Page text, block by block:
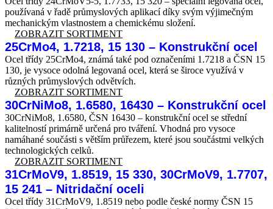
používaná v řadě průmyslových aplikací díky svým výjimečným
mechanickým vlastnostem a chemickému složení.
ZOBRAZIT SORTIMENT
25CrMo4, 1.7218, 15 130 – Konstrukční ocel
Ocel třídy 25CrMo4, známá také pod označeními 1.7218 a ČSN 15
130, je vysoce odolná legovaná ocel, která se široce využívá v
různých průmyslových odvětvích.
ZOBRAZIT SORTIMENT
30CrNiMo8, 1.6580, 16430 – Konstrukční ocel
30CrNiMo8, 1.6580, ČSN 16430 – konstrukční ocel se střední
kalitelností primárně určená pro tváření. Vhodná pro vysoce
namáhané součásti s větším průřezem, které jsou součástmi velkých
technologických celků.
ZOBRAZIT SORTIMENT
31CrMoV9, 1.8519, 15 330, 30CrMoV9, 1.7707,
15 241 – Nitridační oceli
Ocel třídy 31CrMoV9, 1.8519 nebo podle české normy ČSN 15